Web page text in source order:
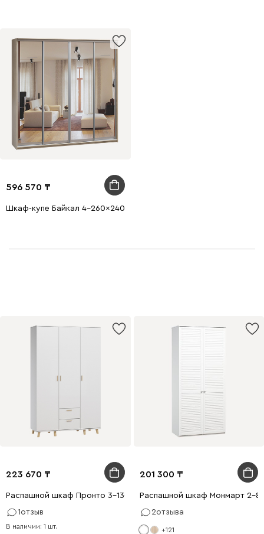
596 570
Шкаф-купе Байкал 4-260x240 Дуб Сонома 4 зеркала
223 670
Распашной шкаф Пронто 3-130x210 Белый
1отзыв
В наличии: 1 шт.
201 300
Распашной шкаф Монмарт 2-
2отзыва
+121